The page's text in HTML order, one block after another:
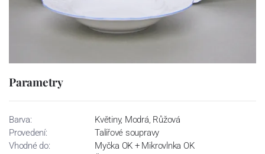
Parametry
Barva:
Květiny, Modrá, Růžová
Provedení:
Talířové soupravy
Vhodné do:
Myčka OK + Mikrovlnka OK